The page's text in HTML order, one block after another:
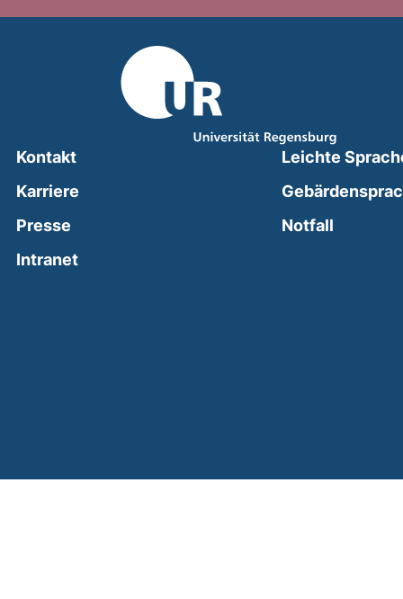
Kontakt
Karriere
Presse
Intranet(external link, opens in a new window)
Leichte
Notfall